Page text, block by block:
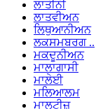
ਲਾਤੀਨੀ
ਲਾਤਵੀਅਨ
ਲਿਥੁਆਨੀਅਨ
ਲਕਸਮਬਰਗ ..
ਮਕਦੂਨੀਅਨ
ਮਾਲਾਗਾਸੀ
ਮਾਲੇਈ
ਮਲਿਆਲਮ
ਮਾਲਟੀਜ਼